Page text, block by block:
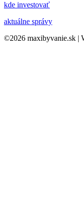
kde investovať
aktuálne správy
©2026 maxibyvanie.sk |